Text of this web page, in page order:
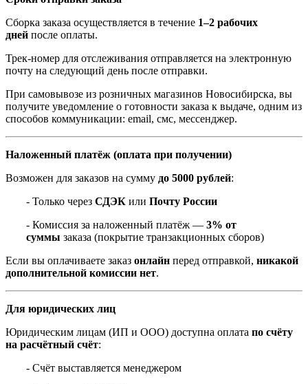
Сборка заказа осуществляется в течение 1–2 рабочих
дней после оплаты.
Трек-номер для отслеживания отправляется на электронную
почту на следующий день после отправки.
При самовывозе из розничных магазинов Новосибирска, вы
получите уведомление о готовности заказа к выдаче, одним из
способов коммуникации: email, смс, мессенджер.
Наложенный платёж (оплата при получении)
Возможен для заказов на сумму до 5000 рублей:
- Только через СДЭК или Почту России
- Комиссия за наложенный платёж — 3% от
суммы заказа (покрытие транзакционных сборов)
Если вы оплачиваете заказ онлайн перед отправкой, никакой
дополнительной комиссии нет.
Для юридических лиц
Юридическим лицам (ИП и ООО) доступна оплата по счёту
на расчётный счёт:
- Счёт выставляется менеджером